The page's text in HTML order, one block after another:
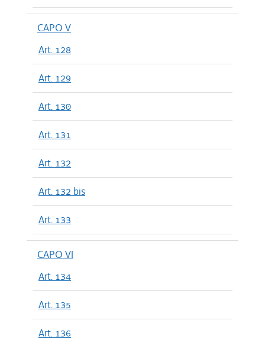
CAPO V
Art. 128
Art. 129
Art. 130
Art. 131
Art. 132
Art. 132 bis
Art. 133
CAPO VI
Art. 134
Art. 135
Art. 136